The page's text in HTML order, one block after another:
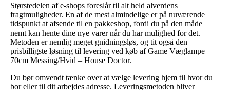
Størstedelen af e-shops foreslår til alt held alverdens
fragtmuligheder. En af de mest almindelige er på nuværende
tidspunkt at afsende til en pakkeshop, fordi du på den måde
nemt kan hente dine nye varer når du har mulighed for det.
Metoden er nemlig meget gnidningsløs, og tit også den
prisbilligste løsning til levering ved køb af Game Væglampe
70cm Messing/Hvid – House Doctor.
Du bør omvendt tænke over at vælge levering hjem til hvor du
bor eller til dit arbejdes adresse. Leveringsmetoden bliver